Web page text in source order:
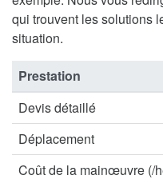
qui trouvent les solutions
situation.
Prestation
Devis détaillé
Déplacement
Coût de la mainœuvre (/